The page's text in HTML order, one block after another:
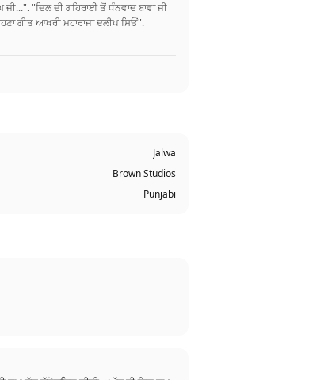
"ਦਿਲ ਦੀ ਗਹਿਰਾਈ ਤੋਂ ਧੰਨਵਾਦ ਬਾਵਾ ਜੀ
ਗੀਤ ਆਖਰੀ ਮਹਾਰਾਜਾ ਦਲੀਪ ਸਿਓਂ".
Jalwa
Brown Studios
Punjabi